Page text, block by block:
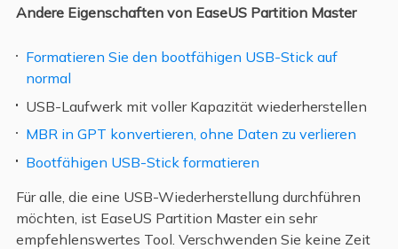
Andere Eigenschaften von EaseUS Partition Master
Formatieren Sie den bootfähigen USB-Stick auf
normal
USB-Laufwerk mit voller Kapazität wiederherstellen
MBR in GPT konvertieren, ohne Daten zu verlieren
Bootfähigen USB-Stick formatieren
Für alle, die eine USB-Wiederherstellung durchführen
möchten, ist EaseUS Partition Master ein sehr
empfehlenswertes Tool. Verschwenden Sie keine Zeit